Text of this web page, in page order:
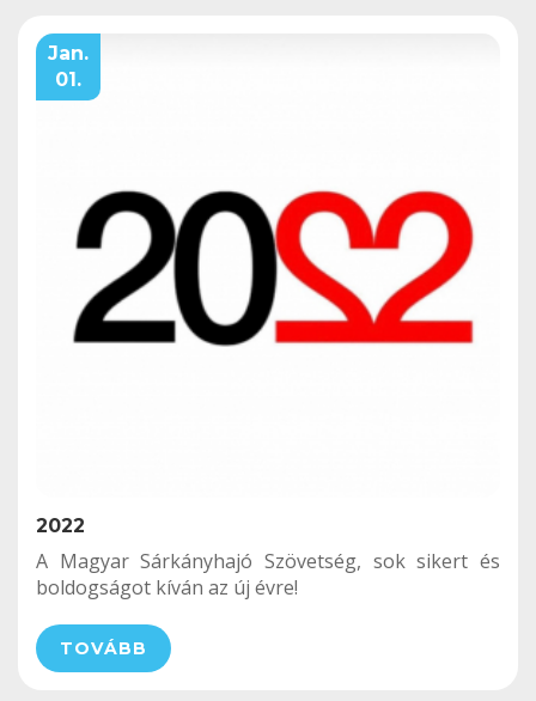
Jan.
01.
2022
A Magyar Sárkányhajó Szövetség, sok sikert és
boldogságot kíván az új évre!
TOVÁBB